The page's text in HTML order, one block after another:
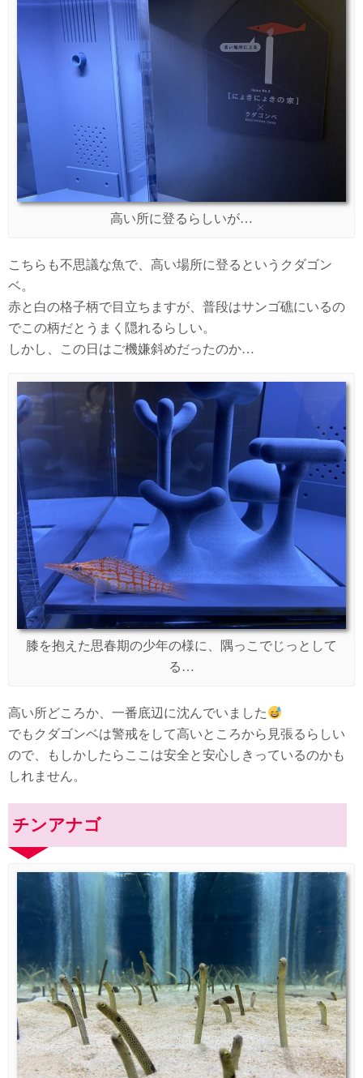
高い所に登るらしいが…
こちらも不思議な魚で、高い場所に登るというクダゴン
ベ。
赤と白の格子柄で目立ちますが、普段はサンゴ礁にいるの
でこの柄だとうまく隠れるらしい。
しかし、この日はご機嫌斜めだったのか…
膝を抱えた思春期の少年の様に、隅っこでじっとして
る…
高い所どころか、一番底辺に沈んでいました
でもクダゴンベは警戒をして高いところから見張るらしい
ので、もしかしたらここは安全と安心しきっているのかも
しれません。
チンアナゴ